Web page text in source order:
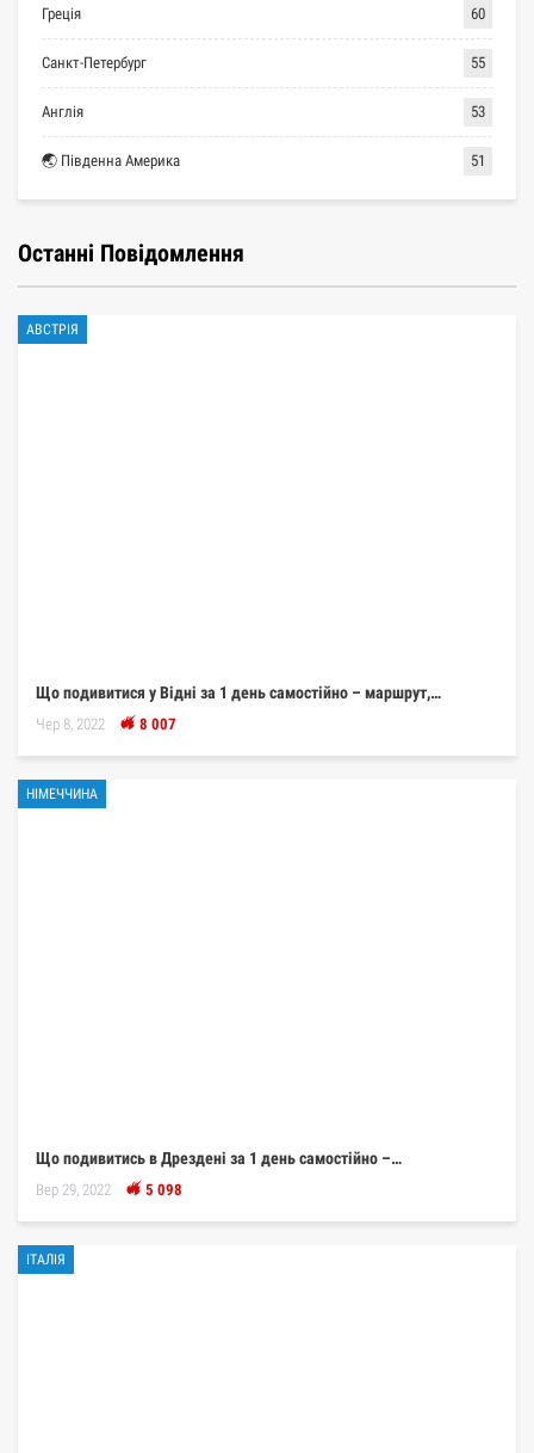
Греція 60
Санкт-Петербург 55
Англія 53
🌏 Південна Америка 51
Останні Повідомлення
АВСТРІЯ
Що подивитися у Відні за 1 день самостійно – маршрут,…
Чер 8, 2022 8 007
НІМЕЧЧИНА
Що подивитись в Дрездені за 1 день самостійно –…
Вер 29, 2022 5 098
ІТАЛІЯ